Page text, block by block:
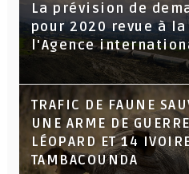
La prévision de
pour 2020 revue à
l'Agence
TRAFIC DE FAUNE
UNE ARME DE
LÉOPARD ET 14
TAMBACOUNDA